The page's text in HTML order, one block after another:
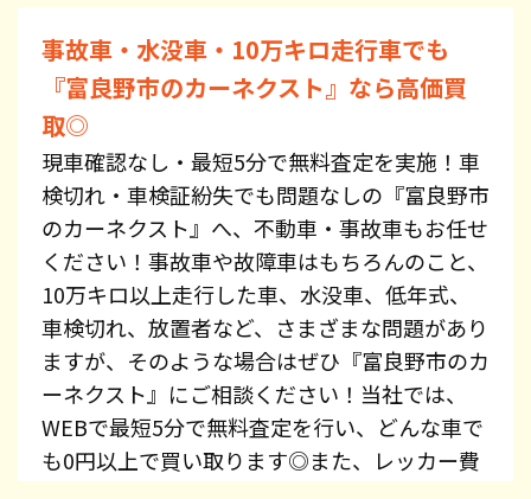
事故車・水没車・10万キロ走行車でも
『富良野市のカーネクスト』なら高価買
取◎
現車確認なし・最短5分で無料査定を実施！車
検切れ・車検証紛失でも問題なしの『富良野市
のカーネクスト』へ、不動車・事故車もお任せ
ください！事故車や故障車はもちろんのこと、
10万キロ以上走行した車、水没車、低年式、
車検切れ、放置者など、さまざまな問題があり
ますが、そのような場合はぜひ『富良野市のカ
ーネクスト』にご相談ください！当社では、
WEBで最短5分で無料査定を行い、どんな車で
も0円以上で買い取ります◎また、レッカー費